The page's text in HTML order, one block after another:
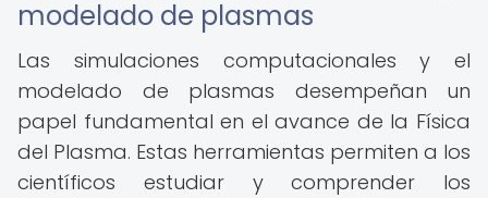
modelado de plasmas
Las simulaciones computacionales y el
modelado de plasmas desempeñan un
papel fundamental en el avance de la Física
del Plasma. Estas herramientas permiten a los
científicos estudiar y comprender los